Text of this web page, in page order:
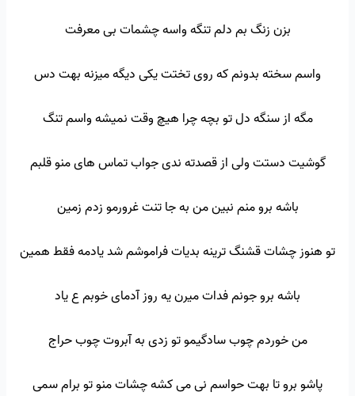
بزن زنگ بم دلم تنگه واسه چشمات بی معرفت
واسم سخته بدونم که روی تختت یکی دیگه میزنه بهت دس
مگه از سنگه دل تو بچه چرا هیچ وقت نمیشه واسم تنگ
گوشیت دستت ولی از قصدته ندی جواب تماس های منو قلبم
باشه برو منم نبین من به جا تنت غرورمو زدم زمین
تو هنوز چشات قشنگ ترینه بدیات فراموشم شد یادمه فقط همین
باشه برو جونم فدات میرن یه روز آدمای خوبم ع یاد
من خوردم چوب سادگیمو تو زدی به آبروت چوب حراج
پاشو برو تا بهت حواسم نی می کشه چشات منو تو برام سمی